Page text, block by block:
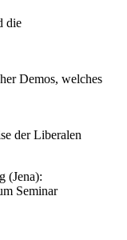
die
Demos, welches
der Liberalen
(Jena):
Seminar